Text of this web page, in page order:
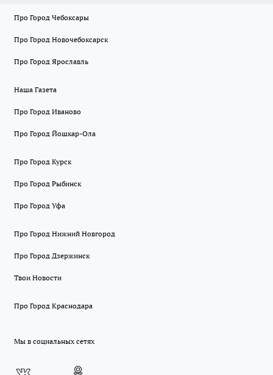
Про Город Чебоксары
Про Город Новочебоксарск
Про Город Ярославль
Наша Газета
Про Город Иваново
Про Город Йошкар-Ола
Про Город Курск
Про Город Рыбинск
Про Город Уфа
Про Город Нижний Новгород
Про Город Дзержинск
Твои Новости
Про Город Краснодара
Мы в социальных сетях